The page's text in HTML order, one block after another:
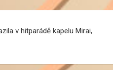
v hitparádě kapelu Mirai,